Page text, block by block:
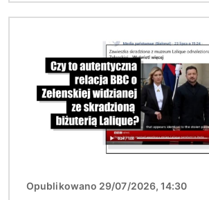
Opublikowano 29/07/2026, 14:30